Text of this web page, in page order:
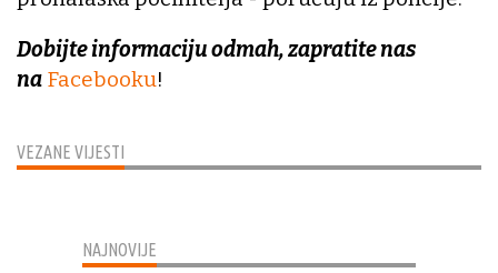
VEZANE VIJESTI
Dobijte informaciju odmah, zapratite nas
na Facebooku!
NAJNOVIJE